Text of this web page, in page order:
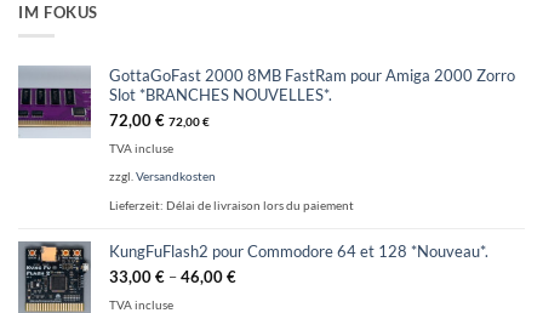
du
IM FOKUS
GottaGoFast 2000 8MB FastRam pour Amiga 2000 Zorro
Slot *BRANCHES NOUVELLES*.
72,00€ 72,00€
TVA incluse
zzgl.Versandkosten
Lieferzeit: Délai de livraison lors du paiement
KungFuFlash2 pour Commodore 64 et 128 *Nouveau*.
33,00€ –46,00€
TVA incluse